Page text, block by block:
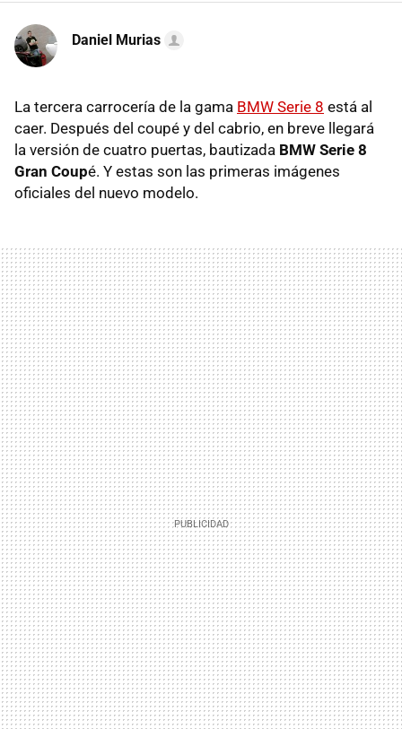
Daniel Murias
La tercera carrocería de la gama BMW Serie 8 está al
caer. Después del coupé y del cabrio, en breve llegará
la versión de cuatro puertas, bautizada BMW Serie 8
Gran Coupé. Y estas son las primeras imágenes
oficiales del nuevo modelo.